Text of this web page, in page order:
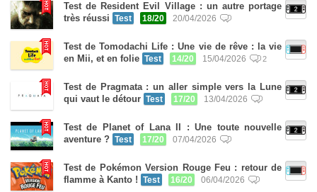
Test de Resident Evil Village : un autre portage
très réussi
Test 18/20 20/04/2026
Test de Tomodachi Life : Une vie de rêve : la vie
en Mii, et en folie Test 14/20 15/04/2026 2
Test de Pragmata : un aller simple vers la Lune
qui vaut le détour Test 17/20 13/04/2026
Test de Planet of Lana II : Une toute nouvelle
aventure ?
Test 17/20 07/04/2026
Test de Pokémon Version Rouge Feu : retour de
flamme à Kanto !
Test 16/20 06/04/2026